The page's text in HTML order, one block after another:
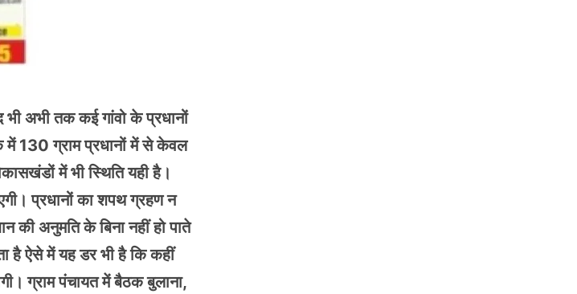
अभी तक कई गांवो के प्रधानों
130 ग्राम प्रधानों में से केवल
में भी स्थिति यही है।
प्रधानों का शपथ ग्रहण न
की अनुमति के बिना नहीं हो पाते
है ऐसे में यह डर भी है कि कहीं
ग्राम पंचायत में बैठक बुलाना,